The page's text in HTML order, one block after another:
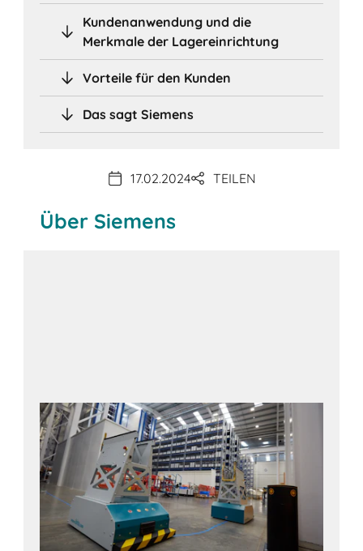
Kundenanwendung und die
Merkmale der Lagereinrichtung
Vorteile für den Kunden
Das sagt Siemens
17.02.2024 TEILEN
Über Siemens